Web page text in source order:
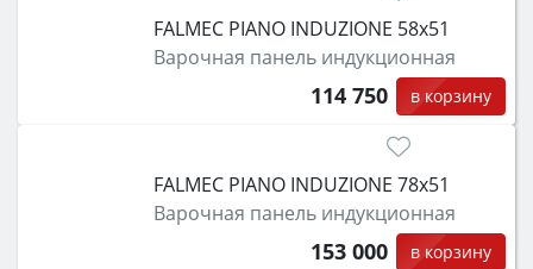
функции (конвекция, гриль, самоочистка,
защита от детей).
FALMEC PIANO INDUZIONE 58x51
Варочная панель индукционная
114 750 в корзину
FALMEC PIANO INDUZIONE 78x51
Варочная панель индукционная
153 000 в корзину